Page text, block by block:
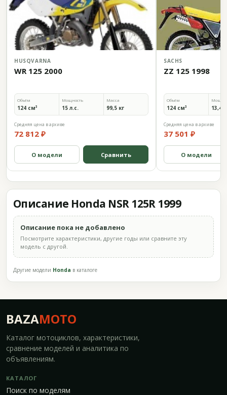
HUSQVARNA
WR 125 2000
Объём
124 см³
Мощность
15 л.с.
Масса
99,5 кг
Средняя цена в архиве
72 812 ₽
О модели Сравнить
SACHS
ZZ 125 1998
Объём
124 см³ 13,4
Средняя цена в архиве
37 501 ₽
О модели
Описание Honda NSR 125R 1999
Описание пока не добавлено
Посмотрите характеристики, другие годы или сравните эту
модель с другой.
Другие модели Honda в каталоге
BAZAMOTO
Каталог мотоциклов, характеристики,
сравнение моделей и аналитика по
объявлениям.
КАТАЛОГ
Поиск по моделям